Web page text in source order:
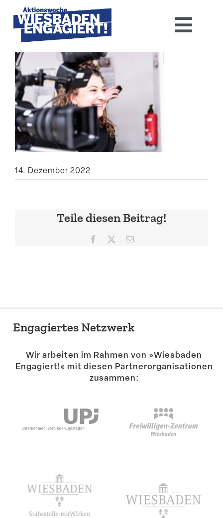
content
Home
Aktions­woche 2026
Basis-Infos
Dokumen­tation 2025
Aktuelles
Suche
14. Dezember 2022
Teile diesen Beitrag!
Facebook E-
Engagiertes Netzwerk
Wir arbeiten im Rahmen von »Wiesbaden
Engagiert!« mit diesen Partner­or­ga­ni­sa­tionen
zusammen: